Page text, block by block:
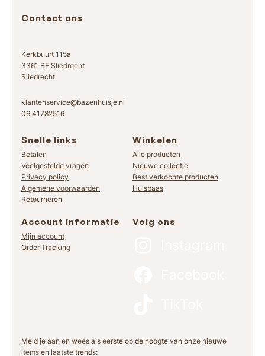
Contact ons
Kerkbuurt 115a
3361 BE Sliedrecht
Sliedrecht
klantenservice@bazenhuisje.nl
06 41782516
Snelle links
Betalen
Veelgestelde vragen
Privacy policy
Algemene voorwaarden
Retourneren
Winkelen
Alle producten
Nieuwe collectie
Best verkochte producten
Huisbaas
Account informatie
Mijn account
Order Tracking
Volg ons
Meld je aan en wees als eerste op de hoogte van onze nieuwe
items en laatste trends: